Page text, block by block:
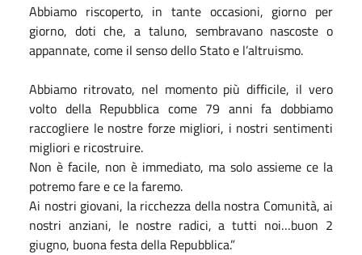
Abbiamo riscoperto, in tante occasioni, giorno per
giorno, doti che, a taluno, sembravano nascoste o
appannate, come il senso dello Stato e l’altruismo.
Abbiamo ritrovato, nel momento più difficile, il vero
volto della Repubblica come 79 anni fa dobbiamo
raccogliere le nostre forze migliori, i nostri sentimenti
migliori e ricostruire.
Non è facile, non è immediato, ma solo assieme ce la
potremo fare e ce la faremo.
Ai nostri giovani, la ricchezza della nostra Comunità, ai
nostri anziani, le nostre radici, a tutti noi…buon 2
giugno, buona festa della Repubblica.”